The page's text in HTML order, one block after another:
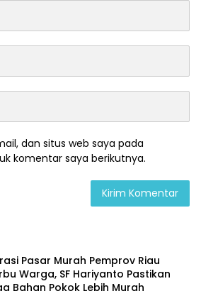
dan situs web saya pada
komentar saya berikutnya.
Pasar Murah Pemprov Riau
Warga, SF Hariyanto Pastikan
Bahan Pokok Lebih Murah